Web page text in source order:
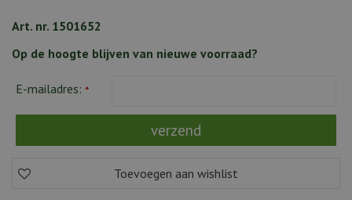
Art. nr. 1501652
Op de hoogte blijven van nieuwe voorraad?
E-mailadres: *